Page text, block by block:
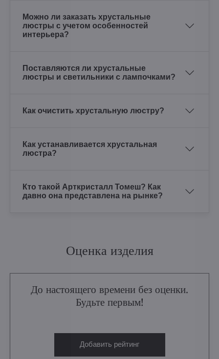
Можно ли заказать хрустальные
люстры с учетом особенностей
интерьера?
Поставляются ли хрустальные
люстры и светильники с лампочками?
Как очистить хрустальную люстру?
Как устанавливается хрустальная
люстра?
Кто такой Арткристалл Томеш? Как
давно она представлена на рынке?
Оценка изделия
До настоящего времени без оценки.
Будьте первым!
Добавить рейтинг